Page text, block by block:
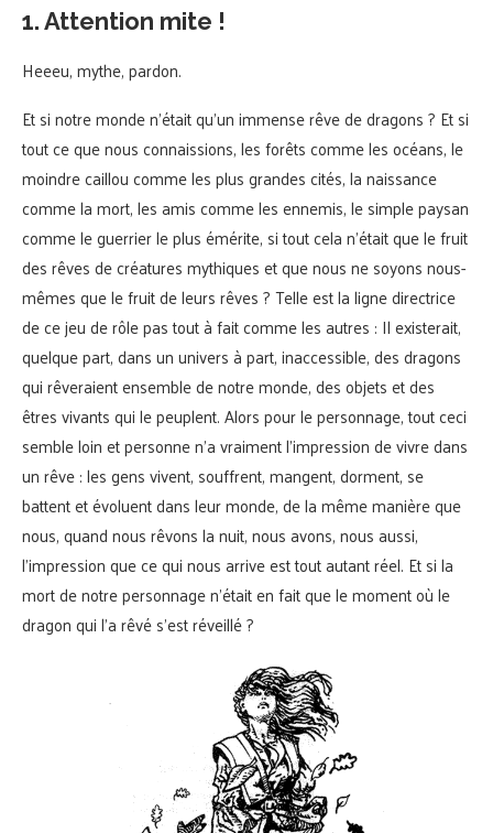
1. Attention mite !
Heeeu, mythe, pardon.
Et si notre monde n’était qu’un immense rêve de dragons ? Et si
tout ce que nous connaissions, les forêts comme les océans, le
moindre caillou comme les plus grandes cités, la naissance
comme la mort, les amis comme les ennemis, le simple paysan
comme le guerrier le plus émérite, si tout cela n’était que le fruit
des rêves de créatures mythiques et que nous ne soyons nous-
mêmes que le fruit de leurs rêves ? Telle est la ligne directrice
de ce jeu de rôle pas tout à fait comme les autres : Il existerait,
quelque part, dans un univers à part, inaccessible, des dragons
qui rêveraient ensemble de notre monde, des objets et des
êtres vivants qui le peuplent. Alors pour le personnage, tout ceci
semble loin et personne n’a vraiment l’impression de vivre dans
un rêve : les gens vivent, souffrent, mangent, dorment, se
battent et évoluent dans leur monde, de la même manière que
nous, quand nous rêvons la nuit, nous avons, nous aussi,
l’impression que ce qui nous arrive est tout autant réel. Et si la
mort de notre personnage n’était en fait que le moment où le
dragon qui l’a rêvé s’est réveillé ?